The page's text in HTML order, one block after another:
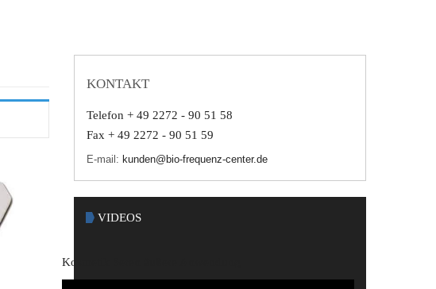
KONTAKT
Telefon + 49 2272 - 90 51 58
Fax + 49 2272 - 90 51 59
E-mail: kunden@bio-frequenz-center.de
VIDEOS
Kosmetik Seren äußere Anwendung